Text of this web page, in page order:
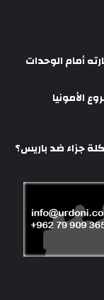
أمام الوحدات
الأمونيا
جزاء ضد باريس؟